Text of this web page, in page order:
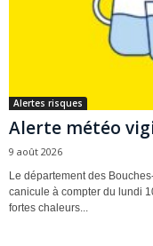
Alertes risques
Alerte météo
9 août 2026
Le département des
canicule à compter du lundi
fortes chaleurs...